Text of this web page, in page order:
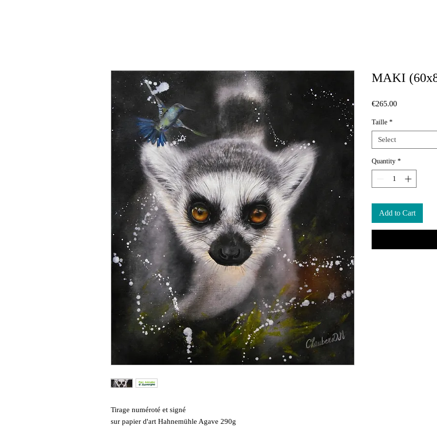
Tirage numéroté et signé
sur papier d'art Hahnemühle Agave 290g
MAKI
€265.00Price
Taille *
Select
Quantity *
Add to Cart